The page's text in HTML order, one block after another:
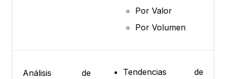
Por Valor
Por Volumen
Análisis de
Tendencias de